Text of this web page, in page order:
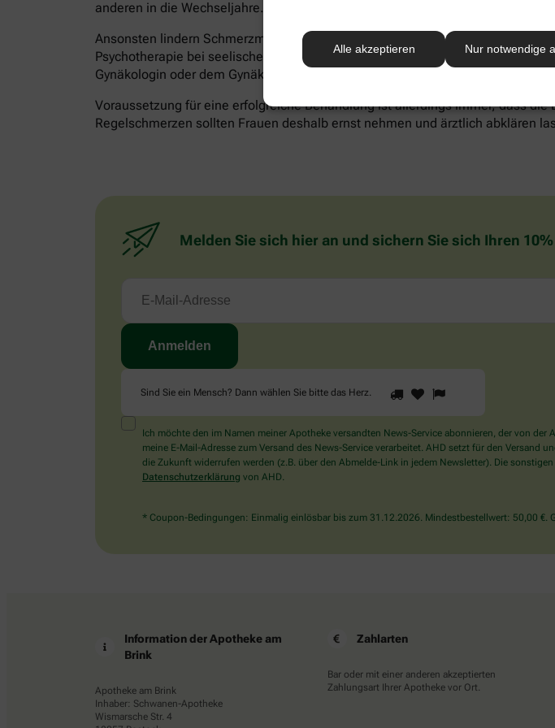
Alle akzeptieren Nur notwendige
anderen in die Wechseljahre.
Ansonsten lindern Schmerzmittel akute Beschwerden, alternative Methoden
Psychotherapie bei seelischen Belastungen hilfreich sein. Welche
Gynäkologin oder dem Gynäkologen besprechen. Wichtig zu wissen: In den
Voraussetzung für eine erfolgreiche Behandlung ist allerdings immer, dass
Regelschmerzen sollten Frauen deshalb ernst nehmen und ärztlich abklären
Melden Sie sich hier an und sichern Sie sich Ihren
Sind Sie ein Mensch? Dann wählen Sie bitte das Herz
Sind
Sie
Mensch?
Dann
wählen
Herz.
1 2
Ich möchte den im Namen meiner Apotheke versandten News-Service abonnieren, der von
meine E-Mail-Adresse zum Versand des News-Service verarbeitet. AHD setzt für den
die Zukunft widerrufen werden (z.B. über den Abmelde-Link in jedem Newsletter). Die
Datenschutzerklärung von AHD.
* Coupon-Bedingungen: Einmalig einlösbar bis zum 31.12.2026. Mindestbestellwert: 50,00 €.
Information der Apotheke am
Brink
Apotheke am Brink
Inhaber: Schwanen-Apotheke
Wismarsche Str. 4
Zahlarten
Bar oder mit einer anderen akzeptierten
Zahlungsart Ihrer Apotheke vor Ort.